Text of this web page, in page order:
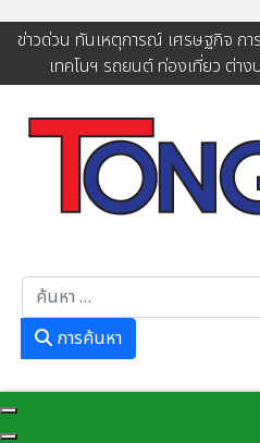
ข่าวด่วน ทันเหตุการณ์ เศรษฐกิจ ก
เทคโนฯ รถยนต์ ท่องเที่ยว ต่าง
การค้นหา